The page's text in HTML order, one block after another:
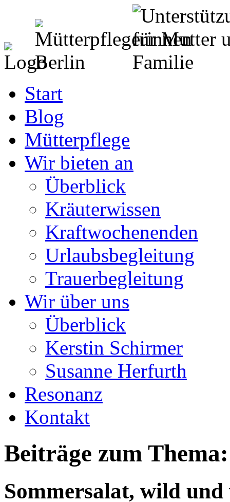
Start
Blog
Mütterpflege
Wir bieten an
Überblick
Kräuterwissen
Kraftwochenenden
Urlaubsbegleitung
Trauerbegleitung
Wir über uns
Überblick
Kerstin Schirmer
Susanne Herfurth
Resonanz
Kontakt
Beiträge zum
Sommersalat, wild und